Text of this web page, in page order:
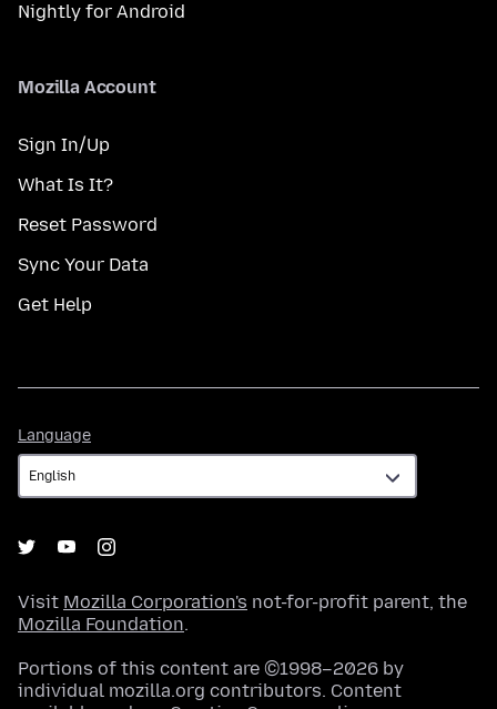
Nightly for Android
Mozilla Account
Sign In/Up
What Is It?
Reset Password
Sync Your Data
Get Help
Language
Visit Mozilla Corporation's not-for-profit parent, the
Mozilla Foundation.
Portions of this content are ©1998–2026 by
individual mozilla.org contributors. Content